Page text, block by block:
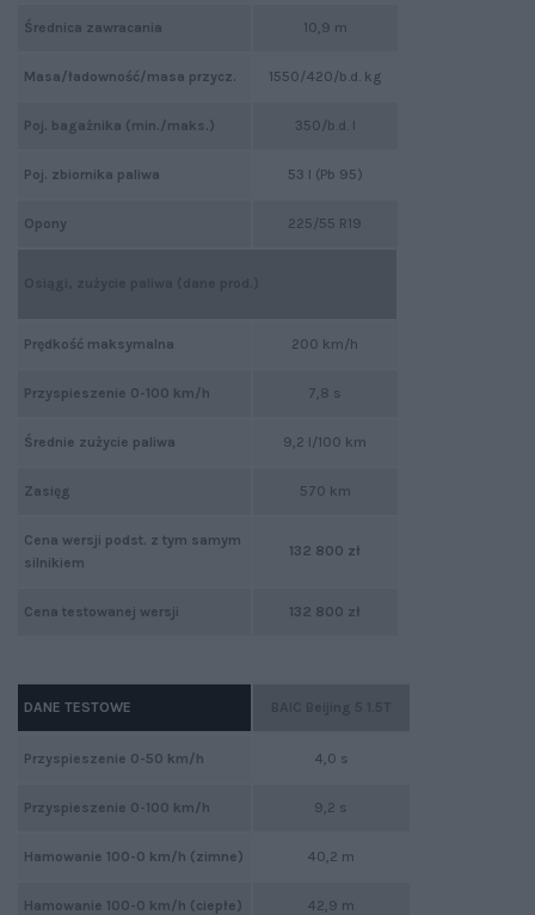
10,9 m
1550/420/b.d. kg
350/b.d. l
53 l (Pb 95)
225/55 R19
200 km/h
7,8 s
9,2 l/100 km
570 km
132 800 zł
132 800 zł
Średnica zawracania
Masa/ładowność/masa przycz.
Poj. bagażnika (min./maks.)
Poj. zbiornika paliwa
Opony
Prędkość maksymalna
Przyspieszenie 0-100 km/h
Średnie zużycie paliwa
Zasięg
Cena wersji podst. z tym samym
silnikiem
Cena testowanej wersji
4,0 s
9,2 s
40,2 m
42,9 m
DANE TESTOWE
Przyspieszenie 0-50 km/h
Przyspieszenie 0-100 km/h
Hamowanie 100-0 km/h (zimne)
Hamowanie 100-0 km/h (ciepłe)